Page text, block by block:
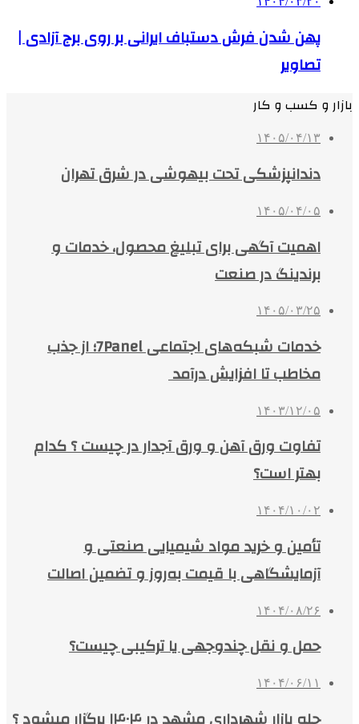
پهن شدن فرش دستباف ایرانی بر روی برج آزادی |
تصاویر
بازار و کسب و کار
۱۴۰۵/۰۴/۱۳
دندانپزشکی تحت بیهوشی در شرق تهران
۱۴۰۵/۰۴/۰۵
اهمیت آگهی برای تبلیغ محصول، خدمات و
برندینگ در صنعت
۱۴۰۵/۰۳/۲۵
خدمات شبکه‌های اجتماعی 7Panel؛ از جذب
مخاطب تا افزایش درآمد
۱۴۰۳/۱۲/۰۵
تفاوت ورق آهن و ورق آجدار در چیست ؟ کدام
بهتر است؟
۱۴۰۴/۱۰/۰۲
تأمین و خرید مواد شیمیایی صنعتی و
آزمایشگاهی با قیمت به‌روز و تضمین اصالت
۱۴۰۴/۰۸/۲۶
حمل و نقل چندوجهی یا ترکیبی چیست؟
۱۴۰۴/۰۶/۱۱